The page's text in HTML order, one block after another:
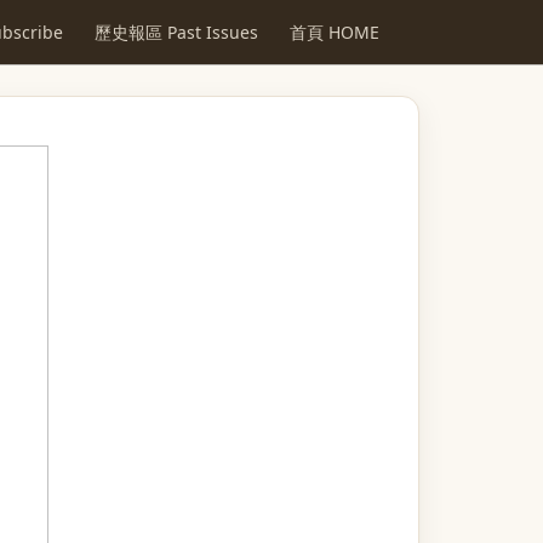
歷史報區 Past Issues 首頁 HOME